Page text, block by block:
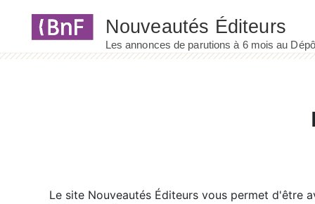
Le site Nouveautés Éditeurs vous permet d'être